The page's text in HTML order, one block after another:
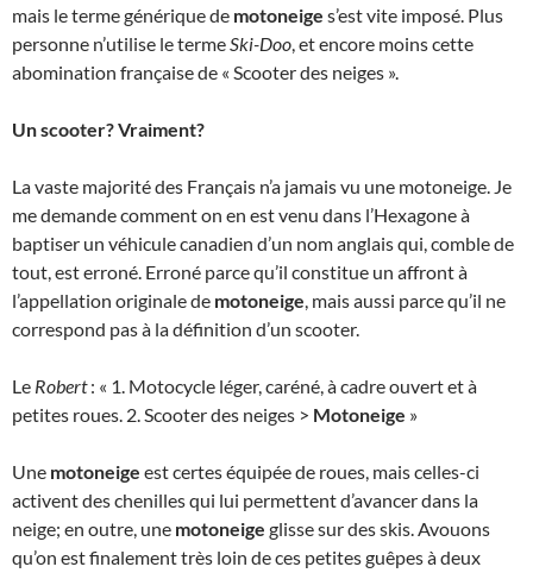
mais le terme générique de motoneige s’est vite imposé. Plus
personne n’utilise le termeSki-Doo, et encore moins cette
abomination française de « Scooter des neiges ».
Un scooter? Vraiment?
La vaste majorité des Français n’a jamais vu une motoneige. Je
me demande comment on en est venu dans l’Hexagone à
baptiser un véhicule canadien d’un nom anglais qui, comble de
tout, est erroné. Erroné parce qu’il constitue un affront à
l’appellation originale de motoneige, mais aussi parce qu’il ne
correspond pas à la définition d’un scooter.
Le Robert: « 1. Motocycle léger, caréné, à cadre ouvert et à
petites roues. 2. Scooter des neiges > Motoneige »
Une motoneige est certes équipée de roues, mais celles-ci
activent des chenilles qui lui permettent d’avancer dans la
neige; en outre, une motoneige glisse sur des skis. Avouons
qu’on est finalement très loin de ces petites guêpes à deux